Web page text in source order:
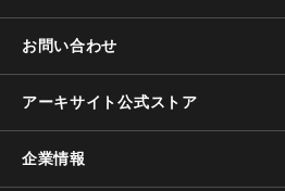
お問い合わせ
アーキサイト公式ストア
企業情報